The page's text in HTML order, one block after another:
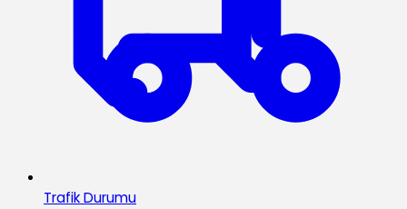
Trafik Durumu